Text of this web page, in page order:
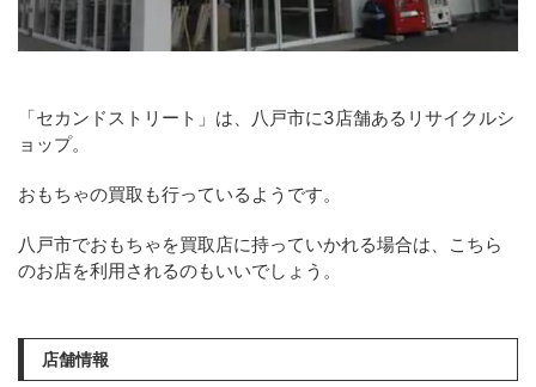
「セカンドストリート」は、八戸市に3店舗あるリサイクルシ
ョップ。
おもちゃの買取も行っているようです。
八戸市でおもちゃを買取店に持っていかれる場合は、こちら
のお店を利用されるのもいいでしょう。
店舗情報